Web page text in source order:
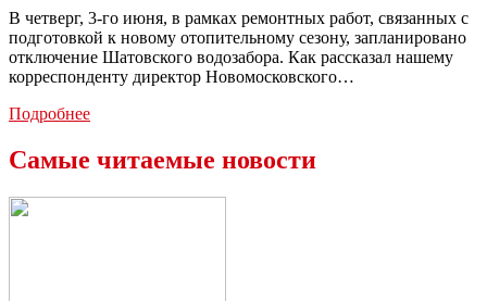
В четверг, 3-го июня, в рамках ремонтных работ, связанных с
подготовкой к новому отопительному сезону, запланировано
отключение Шатовского водозабора. Как рассказал нашему
корреспонденту директор Новомосковского…
Подробнее3
Новомосковске
Самые читаемые новости